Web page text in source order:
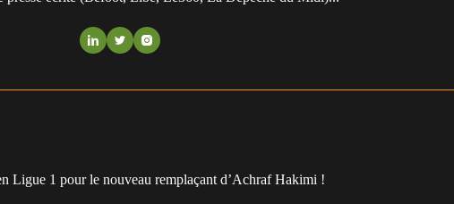
Ligue 1 pour le nouveau remplaçant d’Achraf Hakimi !